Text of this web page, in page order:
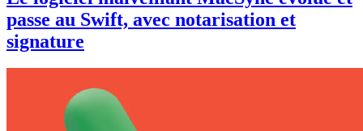
passe au Swift, avec notarisation et
signature